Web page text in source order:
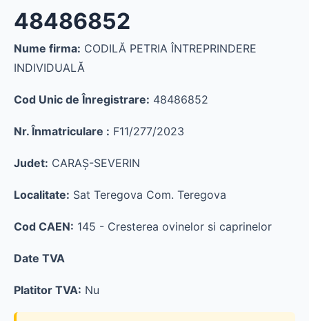
48486852
Nume firma: CODILĂ PETRIA ÎNTREPRINDERE
INDIVIDUALĂ
Cod Unic de Înregistrare: 48486852
Nr. Înmatriculare : F11/277/2023
Judet: CARAŞ-SEVERIN
Localitate: Sat Teregova Com. Teregova
Cod CAEN: 145 - Cresterea ovinelor si caprinelor
Date TVA
Platitor TVA: Nu